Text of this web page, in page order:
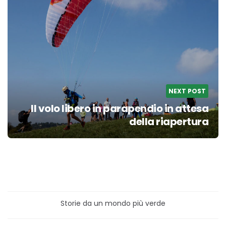
NEXT POST
Il volo libero in parapendio in attesa
della riapertura
Storie da un mondo più verde